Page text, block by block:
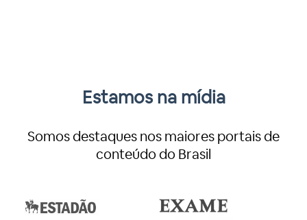
Estamos na mídia
Somos destaques nos maiores portais de
conteúdo do Brasil